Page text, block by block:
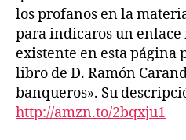
los profanos en la
para indicaros un enlace
existente en esta página
libro de D. Ramón
banqueros». Su
http://amzn.to/2bqxju1